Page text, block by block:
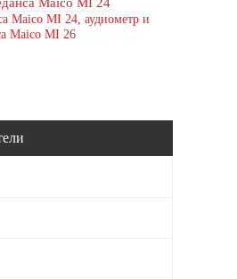
Maico MI 24, аудиометр и
Maico MI 26